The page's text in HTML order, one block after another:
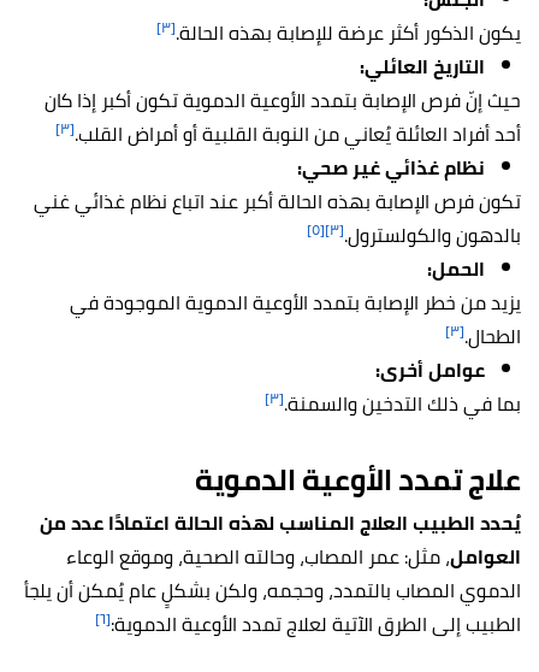
يكون الذكور أكثر عرضة للإصابة بهذه الحالة.[٣]
التاريخ العائلي:
حيث إنّ فرص الإصابة بتمدد الأوعية الدموية تكون أكبر إذا كان
أحد أفراد العائلة يُعاني من النوبة القلبية أو أمراض القلب.[٣]
نظام غذائي غير صحي:
تكون فرص الإصابة بهذه الحالة أكبر عند اتباع نظام غذائي غني
بالدهون والكولسترول.[٣] [٥]
الحمل:
يزيد من خطر الإصابة بتمدد الأوعية الدموية الموجودة في
الطحال.[٣]
عوامل أخرى:
بما في ذلك التدخين والسمنة.[٣]
علاج تمدد الأوعية الدموية
يُحدد الطبيب العلاج المناسب لهذه الحالة اعتمادًا عدد من
العوامل، مثل: عمر المصاب، وحالته الصحية، وموقع الوعاء
الدموي المصاب بالتمدد، وحجمه، ولكن بشكلٍ عام يُمكن أن يلجأ
الطبيب إلى الطرق الآتية لعلاج تمدد الأوعية الدموية:[٦]